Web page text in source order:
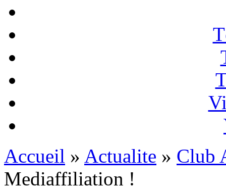
Accueil » Actualite » Club
Mediaffiliation !